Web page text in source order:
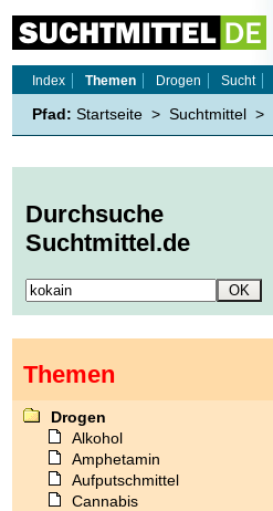
Index
Themen Drogen Sucht
Pfad: Startseite > Suchtmittel >
Durchsuche
Suchtmittel.de
Themen
Drogen
Alkohol
Amphetamin
Aufputschmittel
Cannabis